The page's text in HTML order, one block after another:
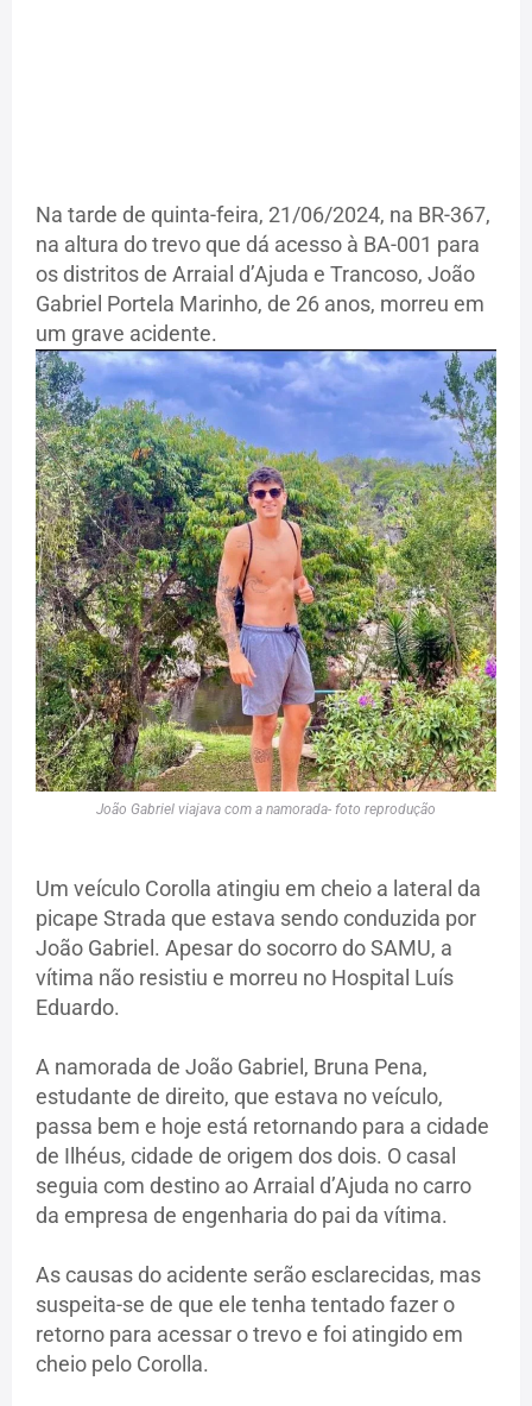
Na tarde de quinta-feira, 21/06/2024, na BR-367,
na altura do trevo que dá acesso à BA-001 para
os distritos de Arraial d’Ajuda e Trancoso, João
Gabriel Portela Marinho, de 26 anos, morreu em
um grave acidente.
João Gabriel viajava com a namorada- foto reprodução
Um veículo Corolla atingiu em cheio a lateral da
picape Strada que estava sendo conduzida por
João Gabriel. Apesar do socorro do SAMU, a
vítima não resistiu e morreu no Hospital Luís
Eduardo.
A namorada de João Gabriel, Bruna Pena,
estudante de direito, que estava no veículo,
passa bem e hoje está retornando para a cidade
de Ilhéus, cidade de origem dos dois. O casal
seguia com destino ao Arraial d’Ajuda no carro
da empresa de engenharia do pai da vítima.
As causas do acidente serão esclarecidas, mas
suspeita-se de que ele tenha tentado fazer o
retorno para acessar o trevo e foi atingido em
cheio pelo Corolla.